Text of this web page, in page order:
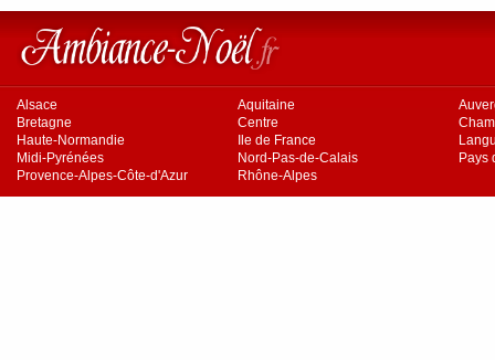
Alsace Aquitaine
Bretagne
Centre
Haute-Normandie
Ile de France
Midi-Pyrénées
Nord-Pas-de-Calais
Pays
Provence-Alpes-Côte-d'Azur
Rhône-Alpes